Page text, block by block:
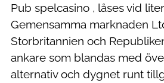
Pub spelcasino , låses vid
Gemensamma marknaden
Storbritannien och
ankare som blandas med
alternativ och dygnet runt